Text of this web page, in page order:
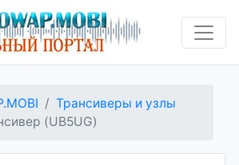
Трансиверы и узлы
(UB5UG)